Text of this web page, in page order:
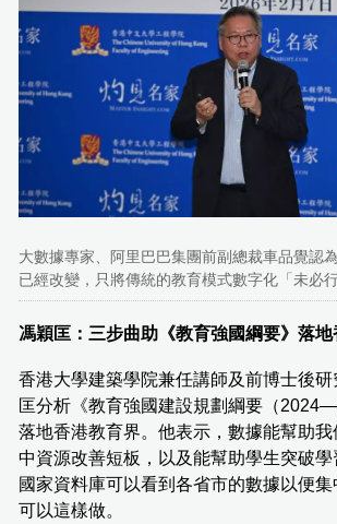
大數據專家、阿里巴巴集團前副總裁車品覺認
已經改變，只將傳統的教育模式數字化「未必行
馮穎匡：三步曲助《教育強國綱要》落地
香港大學建築學院兼任講師及前博士後
匡分析《教育強國建設規劃綱要（
落地香港教育界。他表示，數據能幫助
中資源改善短板，以及能幫助學生突破學
國家資料庫可以看到各省市的數據以便
可以這樣做。